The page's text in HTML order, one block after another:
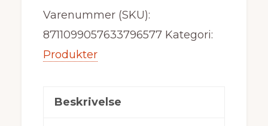
Varenummer (SKU):
8711099057633796577 Kategori:
Produkter
Beskrivelse